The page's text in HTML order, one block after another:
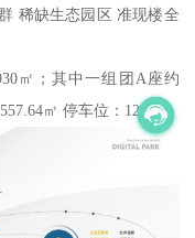
稀缺生态园区 准现楼全
㎡；其中一组团A座约
㎡ 停车位：1280个